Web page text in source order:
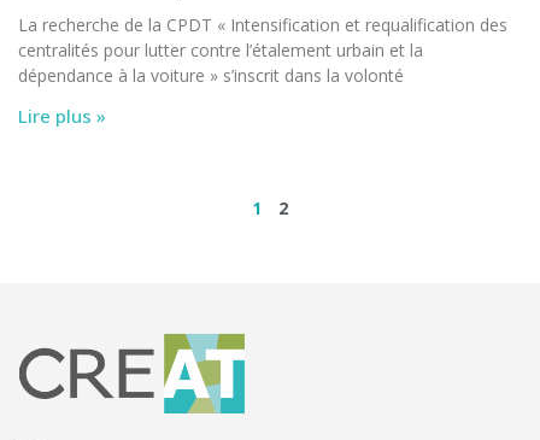
La recherche de la CPDT « Intensification et requalification des
centralités pour lutter contre l’étalement urbain et la
dépendance à la voiture » s’inscrit dans la volonté
Lire plus »
1 2